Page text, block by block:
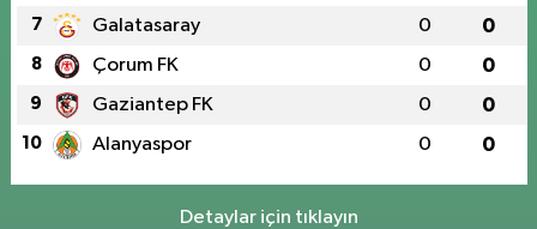
7 Galatasaray 0 0
8 Çorum FK 0 0
9 Gaziantep FK 0 0
10 Alanyaspor 0 0
Detaylar için tıklayın